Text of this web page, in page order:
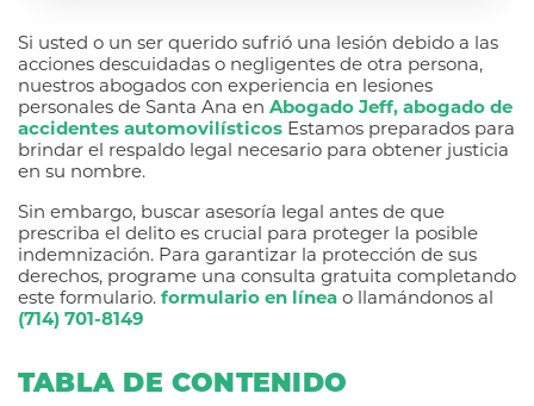
Si usted o un ser querido sufrió una lesión debido a las
acciones descuidadas o negligentes de otra persona,
nuestros abogados con experiencia en lesiones
personales de Santa Ana en Abogado Jeff, abogado de
accidentes automovilísticos Estamos preparados para
brindar el respaldo legal necesario para obtener justicia
en su nombre.
Sin embargo, buscar asesoría legal antes de que
prescriba el delito es crucial para proteger la posible
indemnización. Para garantizar la protección de sus
derechos, programe una consulta gratuita completando
este formulario. formulario en línea o llamándonos al
(714) 701-8149
TABLA DE CONTENIDO